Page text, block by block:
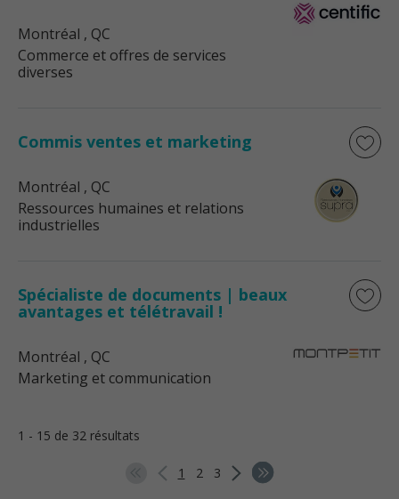
Montréal , QC
Commerce et offres de services
diverses
Commis ventes et marketing
Montréal , QC
Ressources humaines et relations
industrielles
Spécialiste de documents | beaux
avantages et télétravail !
Montréal , QC
Marketing et communication
1 - 15 de 32 résultats
1 2 3